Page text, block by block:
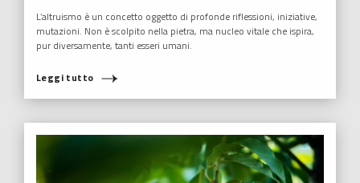
L’altruismo è un concetto oggetto di profonde riflessioni, iniziative,
mutazioni. Non è scolpito nella pietra, ma nucleo vitale che ispira,
pur diversamente, tanti esseri umani.
Leggi tutto